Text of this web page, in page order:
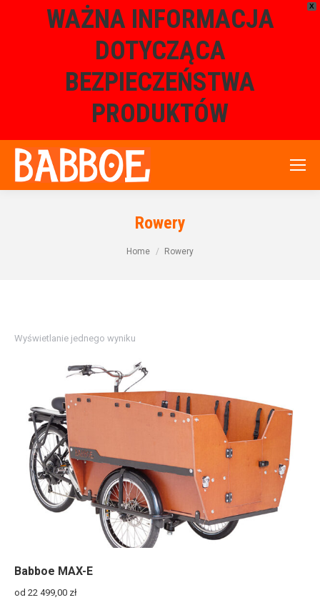
X
WAŻNA INFORMACJA
DOTYCZĄCA
BEZPIECZEŃSTWA
PRODUKTÓW
Rowery
Home Rowery
Wyświetlanie jednego wyniku
Babboe MAX-E
od 22 499,00 zł